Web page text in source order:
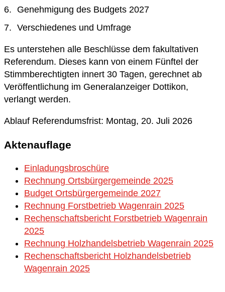
Genehmigung des Budgets 2027
Verschiedenes und Umfrage
Es unterstehen alle Beschlüsse dem fakultativen
Referendum. Dieses kann von einem Fünftel der
Stimmberechtigten innert 30 Tagen, gerechnet ab
Veröffentlichung im Generalanzeiger Dottikon,
verlangt werden.
Ablauf Referendumsfrist: Montag, 20. Juli 2026
Aktenauflage
Einladungsbroschüre
Rechnung Ortsbürgergemeinde 2025
Budget Ortsbürgergemeinde 2027
Rechnung Forstbetrieb Wagenrain 2025
Rechenschaftsbericht Forstbetrieb Wagenrain
2025
Rechnung Holzhandelsbetrieb Wagenrain 2025
Rechenschaftsbericht Holzhandelsbetrieb
Wagenrain 2025